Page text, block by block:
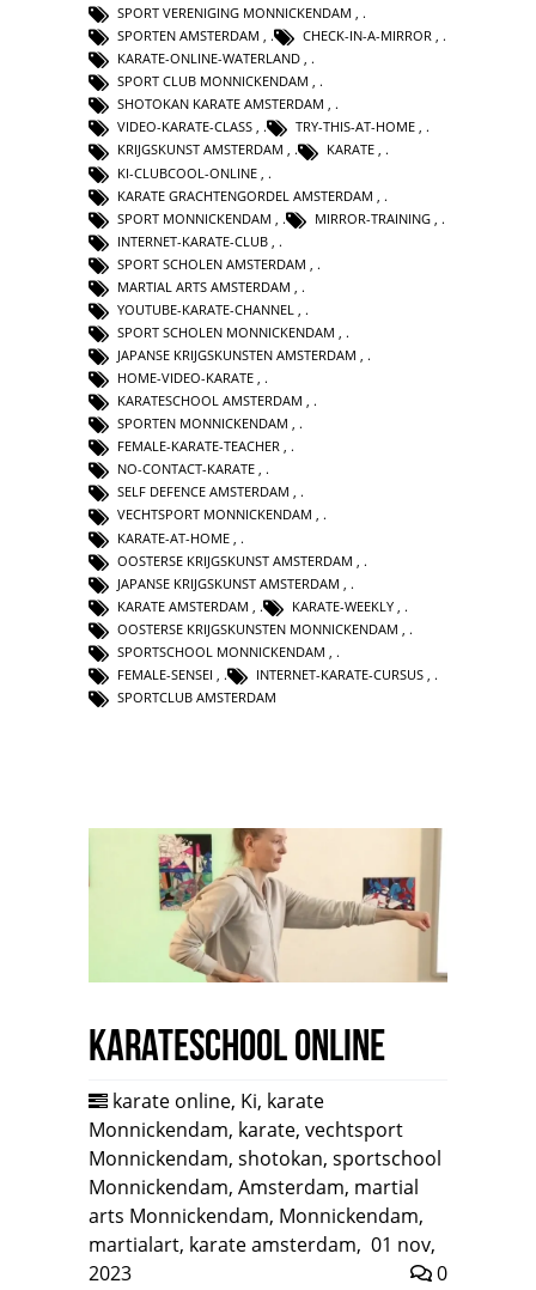
SPORT VERENIGING MONNICKENDAM ,
SPORTEN AMSTERDAM , CHECK-IN-A-MIRROR ,
KARATE-ONLINE-WATERLAND ,
SPORT CLUB MONNICKENDAM ,
SHOTOKAN KARATE AMSTERDAM ,
VIDEO-KARATE-CLASS , TRY-THIS-AT-HOME ,
KRIJGSKUNST AMSTERDAM , KARATE ,
KI-CLUBCOOL-ONLINE
KARATE GRACHTENGORDEL AMSTERDAM
SPORT MONNICKENDAM
MIRROR-TRAINING
INTERNET-KARATE-CLUB
SPORT SCHOLEN AMSTERDAM
MARTIAL ARTS AMSTERDAM
YOUTUBE-KARATE-CHANNEL
SPORT SCHOLEN MONNICKENDAM
JAPANSE KRIJGSKUNSTEN AMSTERDAM ,
HOME-VIDEO-KARATE ,
KARATESCHOOL AMSTERDAM ,
SPORTEN MONNICKENDAM ,
FEMALE-KARATE-TEACHER ,
NO-CONTACT-KARATE ,
SELF DEFENCE AMSTERDAM ,
VECHTSPORT MONNICKENDAM ,
KARATE-AT-HOME
OOSTERSE KRIJGSKUNST AMSTERDAM
JAPANSE KRIJGSKUNST AMSTERDAM
KARATE AMSTERDAM
KARATE-WEEKLY
OOSTERSE KRIJGSKUNSTEN MONNICKENDAM
SPORTSCHOOL MONNICKENDAM
FEMALE-SENSEI
INTERNET-KARATE-CURSUS
SPORTCLUB AMSTERDAM
karateschool online
karate online, Ki, karate
Monnickendam, karate, vechtsport
Monnickendam, shotokan, sportschool
Monnickendam, Amsterdam, martial
arts Monnickendam, Monnickendam,
martialart, karate amsterdam, 01 nov,
2023
0